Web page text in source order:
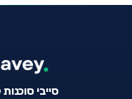
סייבי סוכנות